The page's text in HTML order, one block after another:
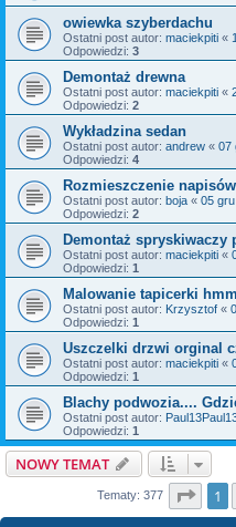
owiewka szyberdachu
Ostatni post autor: maciekpiti «
Odpowiedzi: 3
Demontaż drewna
Ostatni post autor: maciekpiti «
Odpowiedzi: 2
Wykładzina sedan
Ostatni post autor: andrew « 07
Odpowiedzi: 4
Rozmieszczenie
Ostatni post autor: boja « 05
Odpowiedzi: 2
Demontaż spryskiwaczy
Ostatni post autor: maciekpiti «
Odpowiedzi: 1
Malowanie tapicerki
Ostatni post autor: Krzysztof «
Odpowiedzi: 1
Uszczelki drzwi orginal
Ostatni post autor: maciekpiti «
Odpowiedzi: 1
Blachy podwozia....
Ostatni post autor:
Odpowiedzi: 1
NOWY TEMAT
Tematy: 377 1